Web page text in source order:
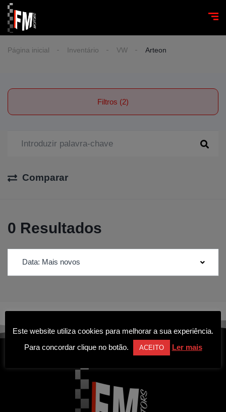
Página inicial Inventário VW Arteon
Filtros (2)
Comparar
0 Resultados
Data: Mais novos
Este website utiliza cookies para melhorar a sua experiência.
Para concordar clique no botão.
ACEITO Ler mais